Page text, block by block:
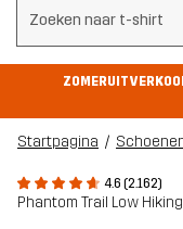
Zoeken wissen
Startpagina
4.6 (2.162)
Phantom Trail Low